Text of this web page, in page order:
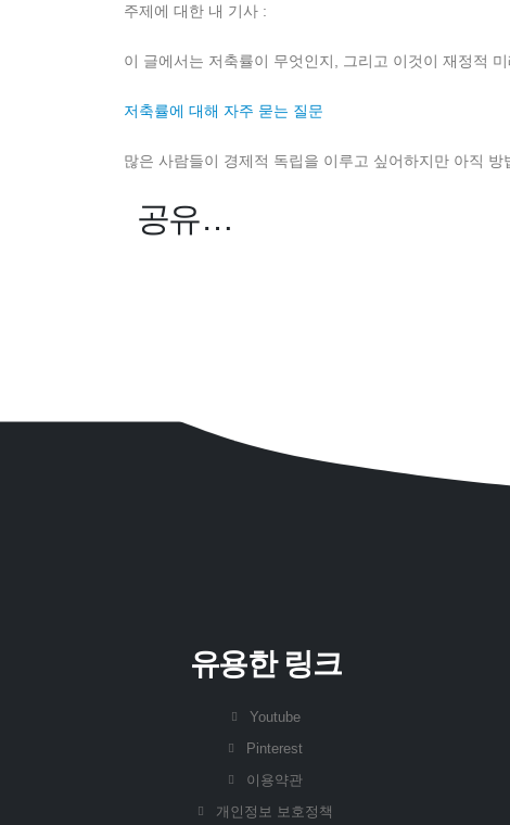
주제에 대한 내 기사 :
이 글에서는 저축률이 무엇인지, 그리고 이것이 재정적
저축률에 대해 자주 묻는 질문
많은 사람들이 경제적 독립을 이루고 싶어하지만 아직
공유…
유용한 링크
Youtube
Pinterest
이용약관
개인정보 보호정책